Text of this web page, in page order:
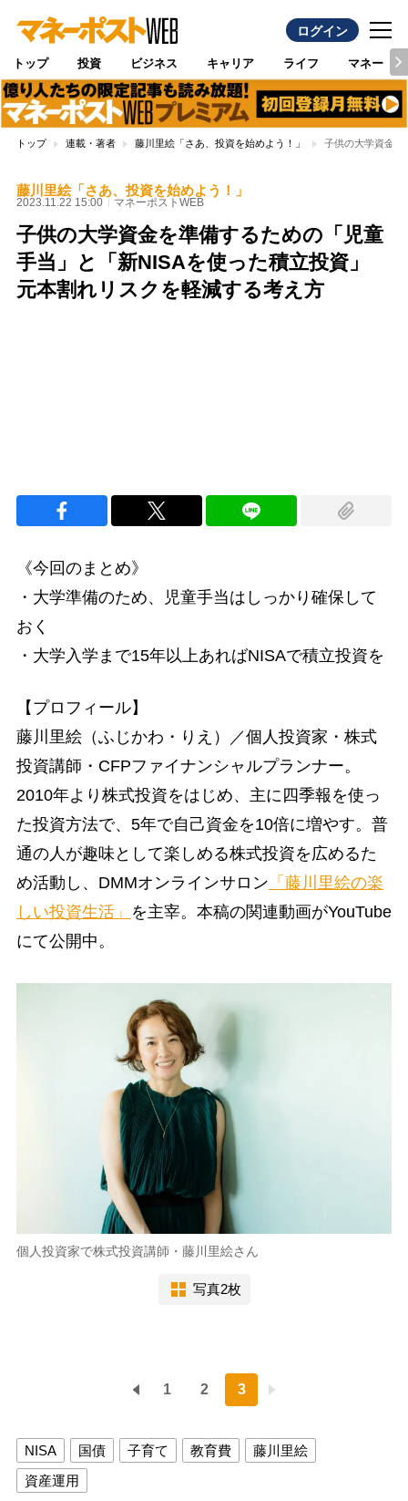
ログイン
トップ 投資 ビジネス キャリア ライフ マネー
トップ 連載・著者 藤川里絵「さあ、投資を始めよう！」 子供の大学資金
藤川里絵「さあ、投資を始めよう！」
2023.11.22 15:00 マネーポストWEB
子供の大学資金を準備するための「児童
手当」と「新NISAを使った積立投資」
元本割れリスクを軽減する考え方
《今回のまとめ》
・大学準備のため、児童手当はしっかり確保して
おく
・大学入学まで15年以上あればNISAで積立投資を
【プロフィール】
藤川里絵（ふじかわ・りえ）／個人投資家・株式
投資講師・CFPファイナンシャルプランナー。
2010年より株式投資をはじめ、主に四季報を使っ
た投資方法で、5年で自己資金を10倍に増やす。普
通の人が趣味として楽しめる株式投資を広めるた
め活動し、DMMオンラインサロン 「藤川里絵の楽
しい投資生活」 を主宰。本稿の関連動画がYouTube
にて公開中。
個人投資家で株式投資講師・藤川里絵さん
写真2枚
1 2 3
NISA 国債 子育て 教育費
藤川里絵
資産運用